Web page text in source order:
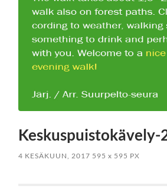
Keskuspuistokävely-
4 KESÄKUUN, 2017 595x 595 PX